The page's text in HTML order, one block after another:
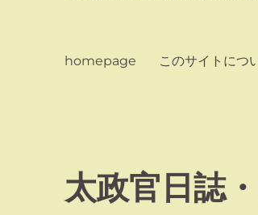
homepage このサイトにつ
太政官日誌